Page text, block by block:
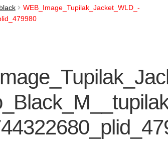
WEB_Image_Tupilak_Jacket_WLD_-